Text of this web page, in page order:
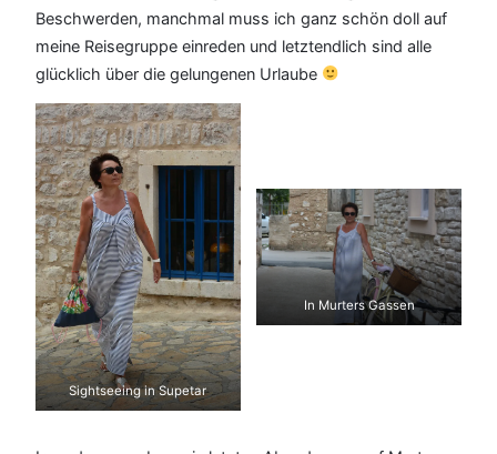
Beschwerden, manchmal muss ich ganz schön doll auf
meine Reisegruppe einreden und letztendlich sind alle
glücklich über die gelungenen Urlaube
Sightseeing in Supetar
In Murters Gassen